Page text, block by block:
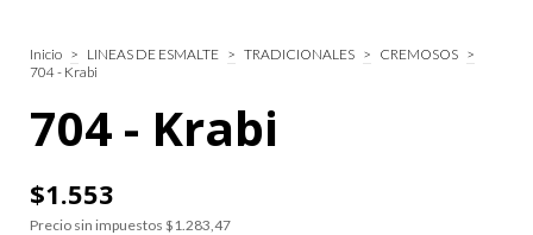
Inicio > LINEAS DE ESMALTE > TRADICIONALES > CREMOSOS >
704 - Krabi
704 - Krabi
$1.553
Precio sin impuestos $1.283,47